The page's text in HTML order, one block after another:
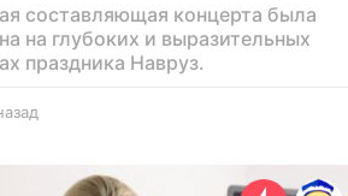
составляющая концерта была
на глубоких и выразительных
праздника Навруз.